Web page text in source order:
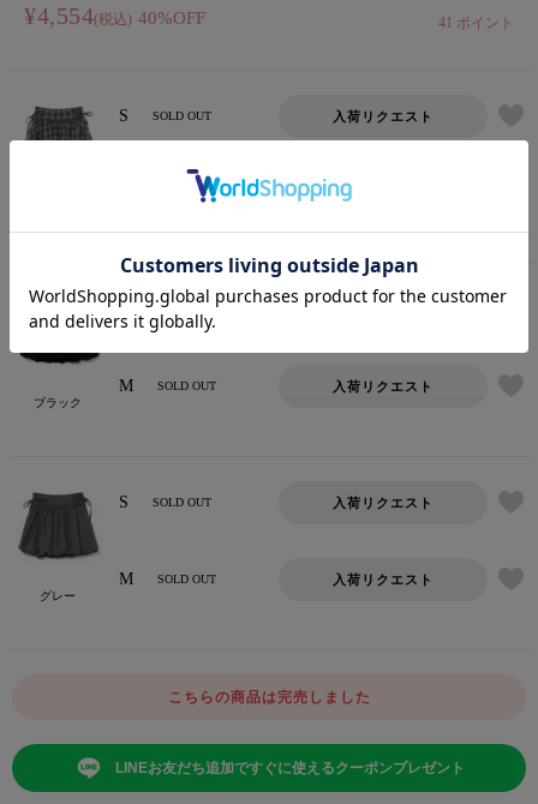
¥4,554 税込 40%OFF 41 ポイント
S SOLD OUT 入荷リクエスト
SOLD OUT 入荷リクエスト
ブラック
S SOLD OUT
M SOLD OUT 入荷リクエスト
グレー
S SOLD OUT 入荷リクエスト
M SOLD OUT 入荷リクエスト
こちらの商品は完売しました
LINEお友だち追加ですぐに使えるクーポンプレゼント